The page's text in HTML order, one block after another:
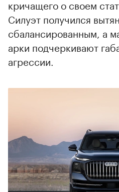
кричащего о своем
Силуэт получился
сбалансированным, а
арки подчеркивают
агрессии.